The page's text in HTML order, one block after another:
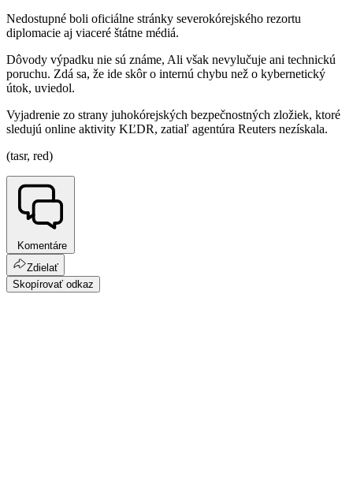
Nedostupné boli oficiálne stránky severokórejského rezortu
diplomacie aj viaceré štátne médiá.
Dôvody výpadku nie sú známe, Ali však nevylučuje ani technickú
poruchu. Zdá sa, že ide skôr o internú chybu než o kybernetický
útok, uviedol.
Vyjadrenie zo strany juhokórejských bezpečnostných zložiek, ktoré
sledujú online aktivity KĽDR, zatiaľ agentúra Reuters nezískala.
(tasr, red)
Komentáre
Zdielať
Skopírovať odkaz